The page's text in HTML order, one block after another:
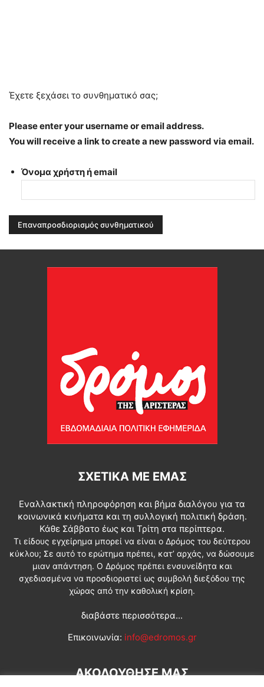
Έχετε ξεχάσει το συνθηματικό σας;
Please enter your username or email address.
You will receive a link to create a new password via email.
Όνομα χρήστη ή email
ΣΧΕΤΙΚΆ ΜΕ ΕΜΆΣ
Εναλλακτική πληροφόρηση και βήμα διαλόγου για τα
κοινωνικά κινήματα και τη συλλογική πολιτική δράση.
Κάθε Σάββατο έως και Τρίτη στα περίπτερα.
Τι είδους εγχείρημα μπορεί να είναι ο Δρόμος του δεύτερου
κύκλου; Σε αυτό το ερώτημα πρέπει, κατ’ αρχάς, να δώσουμε
μιαν απάντηση. Ο Δρόμος πρέπει ενσυνείδητα και
σχεδιασμένα να προσδιοριστεί ως συμβολή διεξόδου της
χώρας από την καθολική κρίση.
διαβάστε περισσότερα...
Επικοινωνία: info@edromos.gr
ΑΚΟΛΟΥΘΗΣΕ ΜΑΣ